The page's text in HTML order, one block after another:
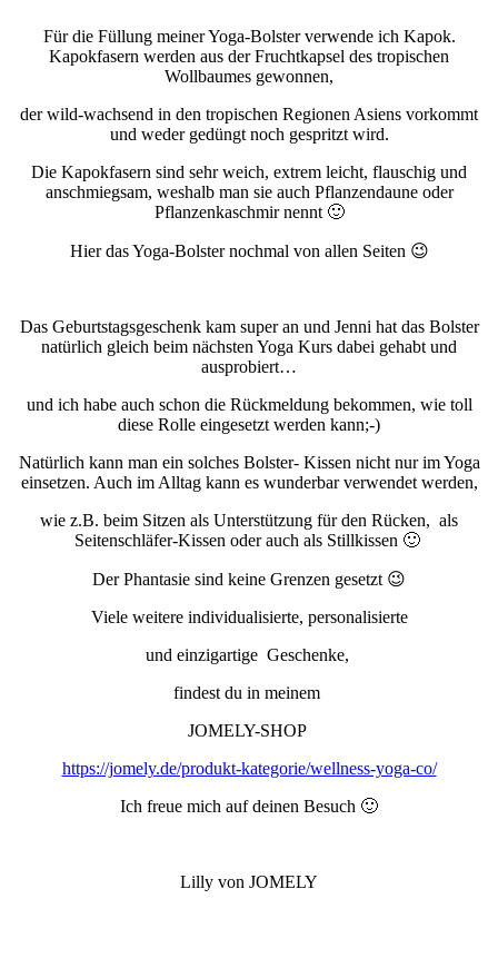
Für die Füllung meiner Yoga-Bolster verwende ich Kapok.
Kapokfasern werden aus der Fruchtkapsel des tropischen
Wollbaumes gewonnen,
der wild-wachsend in den tropischen Regionen Asiens vorkommt
und weder gedüngt noch gespritzt wird.
Die Kapokfasern sind sehr weich, extrem leicht, flauschig und
anschmiegsam, weshalb man sie auch Pflanzendaune oder
Pflanzenkaschmir nennt 🙂
Hier das Yoga-Bolster nochmal von allen Seiten 😉
Das Geburtstagsgeschenk kam super an und Jenni hat das Bolster
natürlich gleich beim nächsten Yoga Kurs dabei gehabt und
ausprobiert…
und ich habe auch schon die Rückmeldung bekommen, wie toll
diese Rolle eingesetzt werden kann;-)
Natürlich kann man ein solches Bolster- Kissen nicht nur im Yoga
einsetzen. Auch im Alltag kann es wunderbar verwendet werden,
wie z.B. beim Sitzen als Unterstützung für den Rücken, als
Seitenschläfer-Kissen oder auch als Stillkissen 🙂
Der Phantasie sind keine Grenzen gesetzt 😉
Viele weitere individualisierte, personalisierte
und einzigartige Geschenke,
findest du in meinem
JOMELY-SHOP
https://jomely.de/produkt-kategorie/wellness-yoga-co/
Ich freue mich auf deinen Besuch 🙂
Lilly von JOMELY